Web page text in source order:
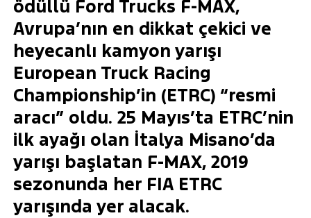
ödüllü Ford Trucks F-MAX,
Avrupa’nın en dikkat çekici ve
heyecanlı kamyon yarışı
European Truck Racing
Championship’in (ETRC) “resmi
aracı” oldu. 25 Mayıs’ta ETRC’nin
ilk ayağı olan İtalya Misano’da
yarışı başlatan F-MAX, 2019
sezonunda her FIA ETRC
yarışında yer alacak.